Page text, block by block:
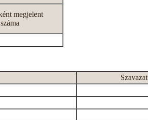
megjelent
Szavazat